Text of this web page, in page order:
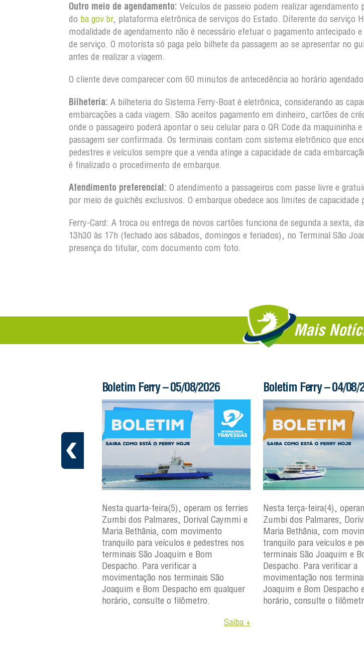
Outro meio de agendamento: Veículos de passeio podem realizar agendamento
do ba.gov.br, plataforma eletrônica de serviços do Estado. Diferente do serviço
modalidade de agendamento não é necessário efetuar o pagamento antecipado
de serviço. O motorista só paga pelo bilhete da passagem ao se apresentar no
antes de realizar a viagem.
O cliente deve comparecer com 60 minutos de antecedência ao horário
Bilheteria: A bilheteria do Sistema Ferry-Boat é eletrônica, considerando as
embarcações a cada viagem. São aceitos pagamento em dinheiro, cartões de
onde o passageiro poderá apontar o seu celular para o QR Code da maquininha
passagem ser confirmada. Os terminais contam com sistema eletrônico que
pedestres e veículos sempre que a venda atinge a capacidade de cada
é finalizado o procedimento de embarque.
Atendimento preferencial: O atendimento a passageiros com passe livre e
por meio de guichês exclusivos. O embarque obedece aos limites de capacidade
Ferry-Card: A troca ou entrega de novos cartões funciona de segunda a sexta,
13h30 às 17h (fechado aos sábados, domingos e feriados), no Terminal São
presença do titular, com documento com foto.
Mais
Boletim Ferry – 05/08/2026
Nesta quarta-feira(5), operam os ferries
Zumbi dos Palmares, Dorival Caymmi e
Maria Bethânia, com movimento
tranquilo para veículos e pedestres nos
terminais São Joaquim e Bom
Despacho. Para verificar a
movimentação nos terminais São
Joaquim e Bom Despacho em qualquer
horário, consulte o filômetro.
Saiba +
Boletim Ferry – 04/08/
Nesta terça-feira(4),
Zumbi dos Palmares,
Maria Bethânia, com
tranquilo para veículos e
terminais São Joaquim e
Despacho. Para verificar a
movimentação nos
Joaquim e Bom Despacho
horário, consulte o